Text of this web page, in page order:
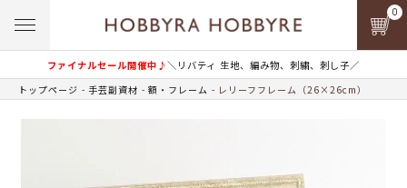
ファイナルセール開催中♪＼リバティ 生地、編み物、刺繍、刺し子／
0
トップページ 手芸副資材 額・フレーム レリーフフレーム（26×26cm）